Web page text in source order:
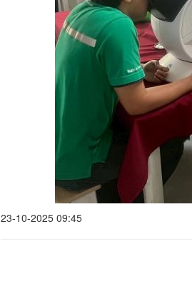
23-10-2025 09:45